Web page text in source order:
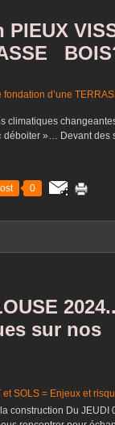
climatiques
déboiter »… Devant des
0
sur nos
construction Du JEUDI